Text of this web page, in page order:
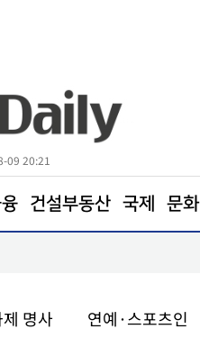
09 20:21
건설부동산 국제 문화
명사 연예·스포츠인